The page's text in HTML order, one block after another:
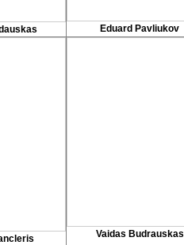
Eduard Pavliukov
Vaidas Budrauskas